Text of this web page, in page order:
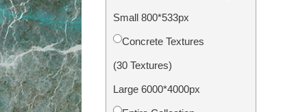
Foto restaurering
Small 800*533px
Concrete Textures
(30 Textures)
Large 6000*4000px